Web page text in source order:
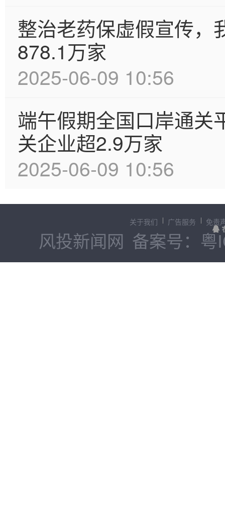
整治老药保虚假宣传，
878.1万家
2025-06-09 10:56
端午假期全国口岸通关
关企业超2.9万家
2025-06-09 10:56
关于我们 广告服务 免责
风投新闻网 备案号：粤